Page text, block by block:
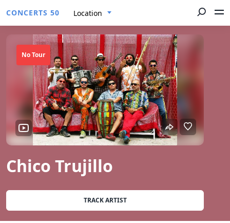
CONCERTS 50 Location
Chico Trujillo
No Tour
TRACK ARTIST